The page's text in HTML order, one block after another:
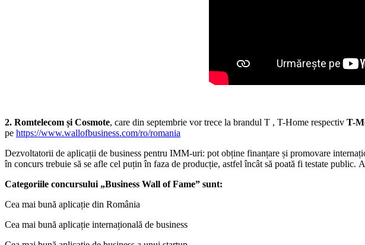
2. Romtelecom și Cosmote, care din septembrie vor trece la brandul T , T-Home respectiv T-
pe https://www.wallofbusiness.com/ro/romania
Dezvoltatorii de aplicații de business pentru IMM-uri: pot obține finanțare și promovare
în concurs trebuie să se afle cel puțin în faza de producție, astfel încât să poată fi testate public.
Categoriile concursului „Business Wall of Fame” sunt:
Cea mai bună aplicație din România
Cea mai bună aplicație internațională de business